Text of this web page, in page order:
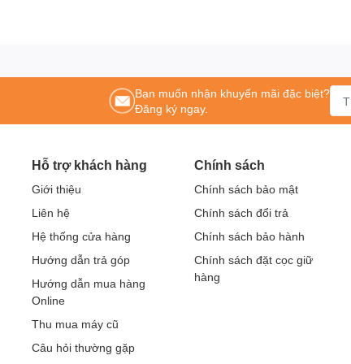
1080i/p), NTSC (M, 3.58/4.43 MHz), PAL (B, D, G, H, I, M, N)
In(RCA), VGA-Out, Audio-Out (Mini-Jack), RS-232, Mini-USB
tùy theo điều kiện nào đến trước
Bạn muốn nhận khuyến mãi đặc biệt?
Đăng ký ngay.
Hỗ trợ khách hàng
Giới thiệu
Liên hệ
Hệ thống cửa hàng
Hướng dẫn trả góp
Hướng dẫn mua hàng
Online
Thu mua máy cũ
Câu hỏi thường gặp
Chính sách
Chính sách bảo mật
Chính sách đổi trả
Chính sách bảo hành
Chính sách đặt cọc giữ
hàng